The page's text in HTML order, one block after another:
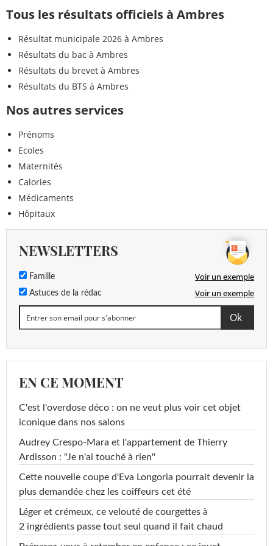
Tous les résultats officiels à Ambres
Résultat municipale 2026 à Ambres
Résultats du bac à Ambres
Résultats du brevet à Ambres
Résultats du BTS à Ambres
Nos autres services
Prénoms
Ecoles
Maternités
Calories
Médicaments
Hôpitaux
NEWSLETTERS
Famille Voir un exemple
Astuces de la rédac Voir un exemple
EN CE MOMENT
C'est l'overdose déco : on ne veut plus voir cet objet
iconique dans nos salons
Audrey Crespo-Mara et l'appartement de Thierry
Ardisson : "Je n'ai touché à rien"
Cette nouvelle coupe d'Eva Longoria pourrait devenir la
plus demandée chez les coiffeurs cet été
Léger et crémeux, ce velouté de courgettes à
2 ingrédients passe tout seul quand il fait chaud